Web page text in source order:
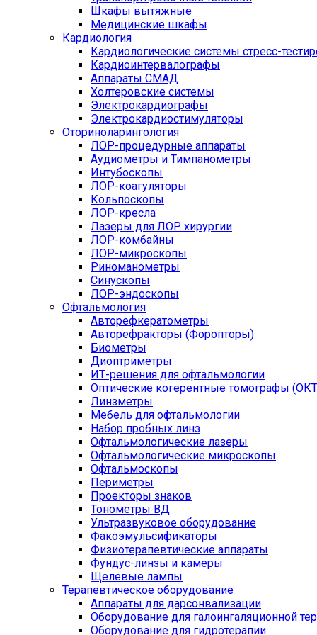
Шкафы вытяжные
Медицинские шкафы
Кардиология
Кардиологические системы стресс-
Кардиоинтервалографы
Аппараты СМАД
Холтеровские системы
Электрокардиографы
Электрокардиостимуляторы
Оториноларингология
ЛОР-процедурные аппараты
Аудиометры и Тимпанометры
Интубоскопы
ЛОР-коагуляторы
Кольпоскопы
ЛОР-кресла
Лазеры для ЛОР хирургии
ЛОР-комбайны
ЛОР-микроскопы
Риноманометры
Синускопы
ЛОР-эндоскопы
Офтальмология
Авторефкератометры
Авторефракторы (Форопторы)
Биометры
Диоптриметры
ИТ-решения для офтальмологии
Оптические когерентные томографы
Линзметры
Мебель для офтальмологии
Набор пробных линз
Офтальмологические лазеры
Офтальмологические микроскопы
Офтальмоскопы
Периметры
Проекторы знаков
Тонометры ВД
Ультразвуковое оборудование
Факоэмульсификаторы
Физиотерапевтические аппараты
Фундус-линзы и камеры
Щелевые лампы
Терапевтическое оборудование
Аппараты для дарсонвализации
Оборудование для галоингаляционной
Оборудование для гидротерапии